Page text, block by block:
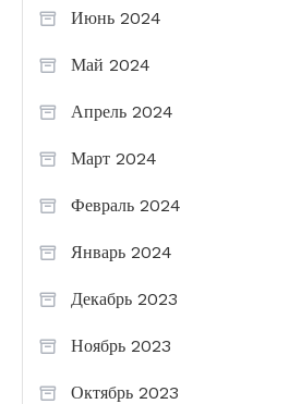
Июнь 2024
Май 2024
Апрель 2024
Март 2024
Февраль 2024
Январь 2024
Декабрь 2023
Ноябрь 2023
Октябрь 2023